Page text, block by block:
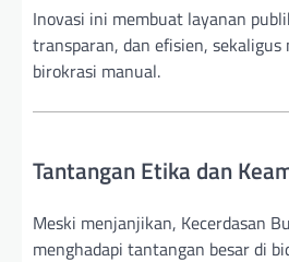
Inovasi ini membuat layanan
transparan, dan efisien, sekaligus
birokrasi manual.
Tantangan Etika dan
Meski menjanjikan, Kecerdasan
menghadapi tantangan besar di